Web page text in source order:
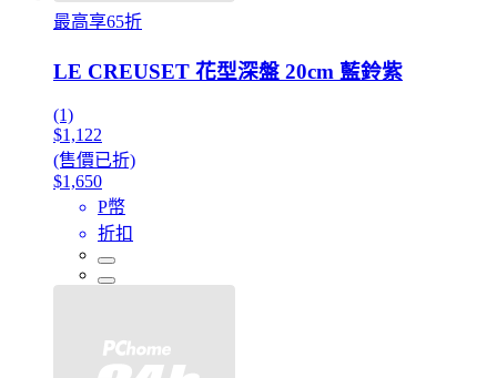
最高享65折
LE CREUSET 花型深盤 20cm 藍鈴紫
(1)
$1,122
(售價已折)
$1,650
P幣
折扣